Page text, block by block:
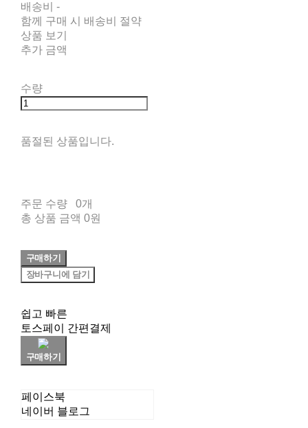
배송비 -
함께 구매 시 배송비 절약
상품 보기
추가 금액
수량
품절된 상품입니다.
주문 수량
0개
총 상품 금액 0원
구매하기
장바구니에 담기
쉽고 빠른
토스페이 간편결제
구매하기
페이스북
네이버 블로그